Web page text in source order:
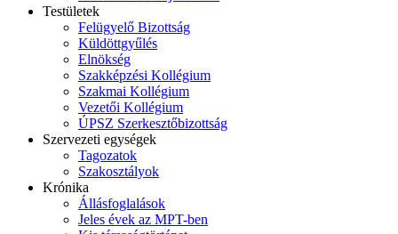
Testületek
Felügyelő Bizottság
Küldöttgyűlés
Elnökség
Szakképzési Kollégium
Szakmai Kollégium
Vezetői Kollégium
ÚPSZ Szerkesztőbizottság
Szervezeti egységek
Tagozatok
Szakosztályok
Krónika
Állásfoglalások
Jeles évek az MPT-ben